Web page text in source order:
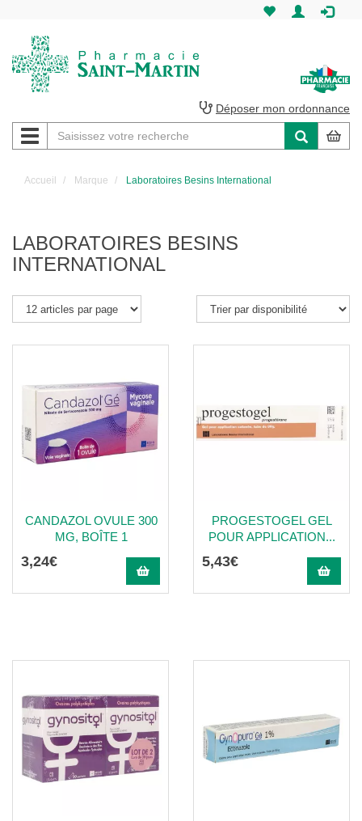
Martin
Pharmacie
Saint-
Amiens
Déposer mon ordonnance
Navigation
Accueil Marque Laboratoires Besins International
LABORATOIRES BESINS
INTERNATIONAL
CANDAZOL OVULE 300
MG, BOÎTE 1
3,24€
PROGESTOGEL GEL
POUR APPLICATION...
5,43€